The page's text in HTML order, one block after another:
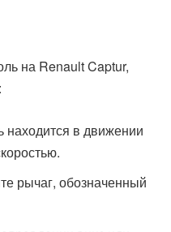
на Renault Captur,
находится в движении
рычаг, обозначенный